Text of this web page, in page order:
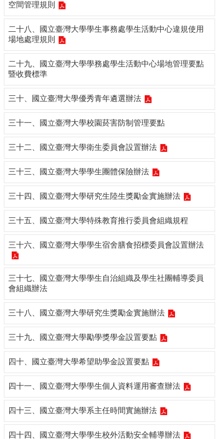
空間管理規則
二十八、國立臺灣大學學生事務處學生活動中心違規使用
場地處理規則
二十九、國立臺灣大學學務處學生活動中心場地管理要點
暨收費標準
三十、國立臺灣大學優秀青年遴選辦法
三十一、國立臺灣大學校園菸害防制管理要點
三十二、國立臺灣大學衛生委員會設置辦法
三十三、國立臺灣大學學生團體保險辦法
三十四、國立臺灣大學研究生陸生獎勵金實施辦法
三十五、國立臺灣大學特殊教育推行委員會組織規程
三十六、國立臺灣大學學生宿舍膳食招標委員會設置辦法
三十七、國立臺灣大學學生自治組織及學生社團輔導委員
會組織辦法
三十八、國立臺灣大學研究生獎勵金實施辦法
三十九、國立臺灣大學勵學獎學金設置要點
四十、國立臺灣大學希望助學金設置要點
四十一、國立臺灣大學學生個人資料運用審查辦法
四十三、國立臺灣大學系主任時間實施辦法
四十四、國立臺灣大學學生校外活動安全輔導辦法